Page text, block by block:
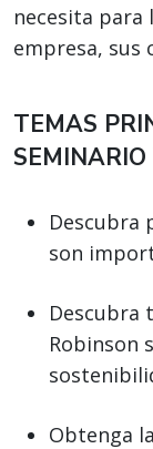
necesita para
empresa, sus
TEMAS
Descubra
son
Descubra
Robinson
Obtenga